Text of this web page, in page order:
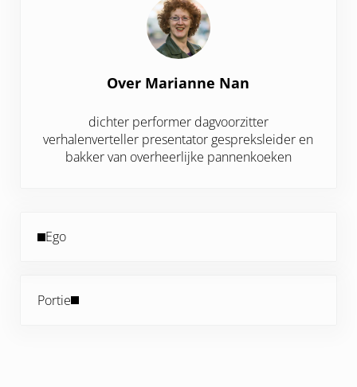
Over Marianne Nan
dichter performer dagvoorzitter
verhalenverteller presentator gespreksleider en
bakker van overheerlijke pannenkoeken
Ego
Portie